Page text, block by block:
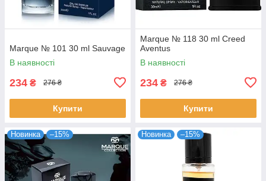
Marque № 101 30 ml Sauvage
В наявності
234 ₴ 276 ₴
Купити
Marque № 118 30 ml Creed
Aventus
В наявності
234 ₴ 276 ₴
Купити
Новинка –15% Новинка –15%